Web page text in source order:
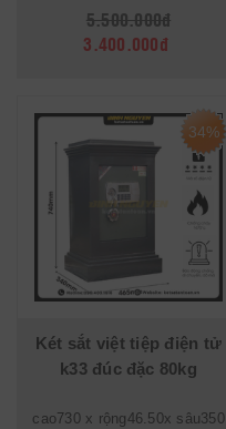
5.500.000đ
3.400.000đ
34%
Két sắt việt tiệp điện tử
k33 đúc đặc 80kg
cao730 x rộng46.50x sâu350